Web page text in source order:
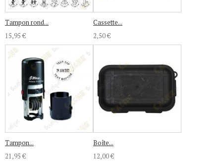
Tampon rond...
15,95 €
Cassette...
2,50 €
Tampon...
21,95 €
Boîte...
12,00 €